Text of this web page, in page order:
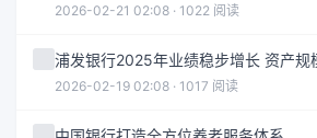
2026-02-21 02:08 · 1022 阅读
浦发银行2025年业绩稳步增长 资产规
2026-02-19 02:08 · 1017 阅读